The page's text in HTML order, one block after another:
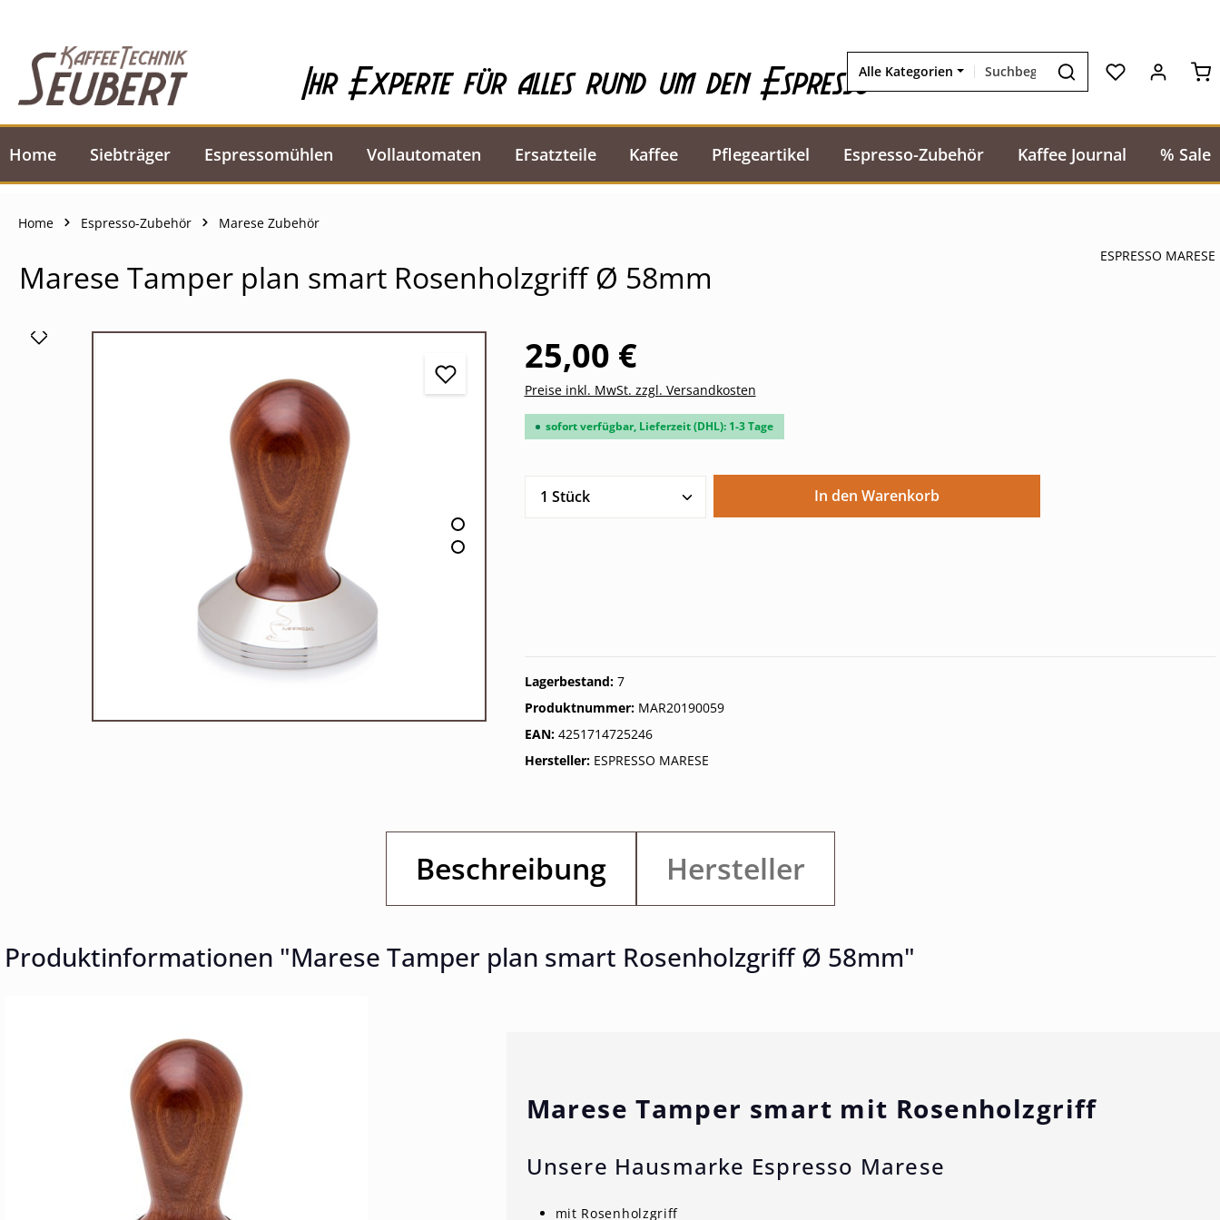
Ihr Experte für alles rund um den EspressoAlle Kategorien
Home Siebträger Espressomühlen Vollautomaten Ersatzteile Kaffee Pflegeartikel Espresso-Zubehör Kaffee Journal % Sale
Home Espresso-Zubehör Marese Zubehör
Marese Tamper plan smart Rosenholzgriff Ø 58mm
ESPRESSO MARESE
Bildergalerie überspringen 25,00 €
Preise inkl. MwSt. zzgl. Versandkosten
sofort verfügbar, Lieferzeit (DHL): 1-3 Tage
Produkt Anzahl: Gib den gewünschten Wert ein oder benutze die
In den Warenkorb
Lagerbestand: 7
Produktnummer: MAR20190059
EAN: 4251714725246
Hersteller: ESPRESSO MARESE
Beschreibung Hersteller
Produktinformationen "Marese Tamper plan smart Rosenholzgriff Ø 58mm"
Marese Tamper smart mit Rosenholzgriff
Unsere Hausmarke Espresso Marese
mit Rosenholzgriff